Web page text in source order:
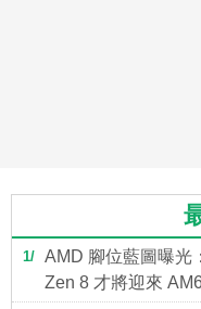
1
AMD 腳位藍圖曝光
Zen 8 才將迎來